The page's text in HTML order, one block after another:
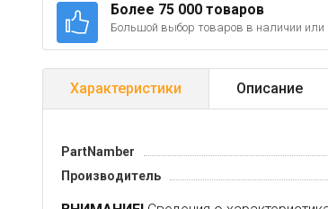
Более 75 000 товаров
Большой выбор товаров в наличии или
Характеристики Описание
PartNamber
Производитель